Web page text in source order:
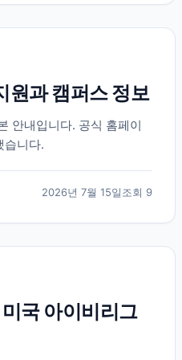
과 캠퍼스 정보
안내입니다. 공식 홈페이
습니다.
2026년 7월 15일조회 9
국 아이비리그